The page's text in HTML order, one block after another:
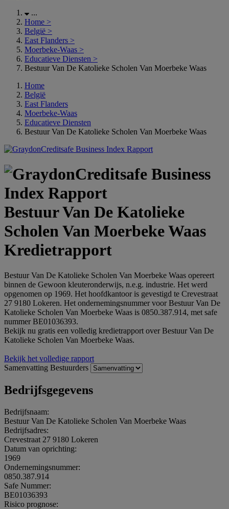
...
Home >
België >
East Flanders >
Moerbeke-Waas >
Educatieve Diensten >
Bestuur Van De Katolieke Scholen Van Moerbeke Waas
Home
België
East Flanders
Moerbeke-Waas
Educatieve Diensten
Bestuur Van De Katolieke Scholen Van Moerbeke Waas
Bestuur Van De Katolieke
Scholen Van Moerbeke Waas
Kredietrapport
Bestuur Van De Katolieke Scholen Van Moerbeke Waas opereert
binnen de Gewoon kleuteronderwijs, n.e.g. industrie. Het werd
opgenomen op 1969. Het hoofdkantoor is gevestigd te Crevestraat
27 9180 Lokeren. Het ondernemingsnummer voor Bestuur Van De
Katolieke Scholen Van Moerbeke Waas is 0850.387.914, met safe
nummer BE01036393.
Bekijk nu gratis een volledig kredietrapport over Bestuur Van De
Katolieke Scholen Van Moerbeke Waas.
Bekijk het volledige rapport
Samenvatting Bestuurders
Bedrijfsgegevens
Bedrijfsnaam:
Bestuur Van De Katolieke Scholen Van Moerbeke Waas
Bedrijfsadres:
Crevestraat 27 9180 Lokeren
Datum van oprichting:
1969
Ondernemingsnummer:
0850.387.914
Safe Nummer:
BE01036393
Risico prognose: